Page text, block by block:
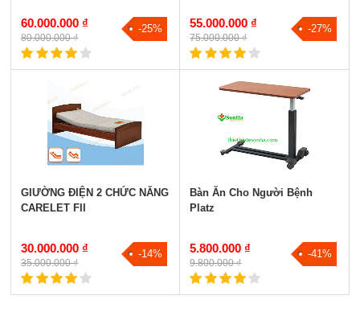
60.000.000 ₫
80.000.000 ₫
-25% 55.000.000 ₫
75.000.000 ₫
-27%
GIƯỜNG ĐIỆN 2 CHỨC NĂNG
CARELET FII
30.000.000 ₫
35.000.000 ₫
-14%
Bàn Ăn Cho Người Bệnh
Platz
5.800.000 ₫
9.800.000 ₫
-41%